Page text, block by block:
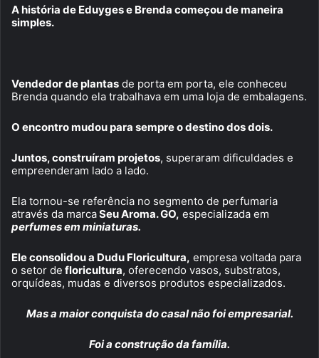
A história de Eduyges e Brenda começou de maneira
simples.
Vendedor de plantas de porta em porta, ele conheceu
Brenda quando ela trabalhava em uma loja de embalagens.
O encontro mudou para sempre o destino dos dois.
Juntos, construíram projetos, superaram dificuldades e
empreenderam lado a lado.
Ela tornou-se referência no segmento de perfumaria
através da marcaSeu Aroma. GO, especializada em
perfumes em miniaturas.
Ele consolidou a Dudu Floricultura, empresa voltada para
o setor de floricultura, oferecendo vasos, substratos,
orquídeas, mudas e diversos produtos especializados.
Mas a maior conquista do casal não foi empresarial.
Foi a construção da família.